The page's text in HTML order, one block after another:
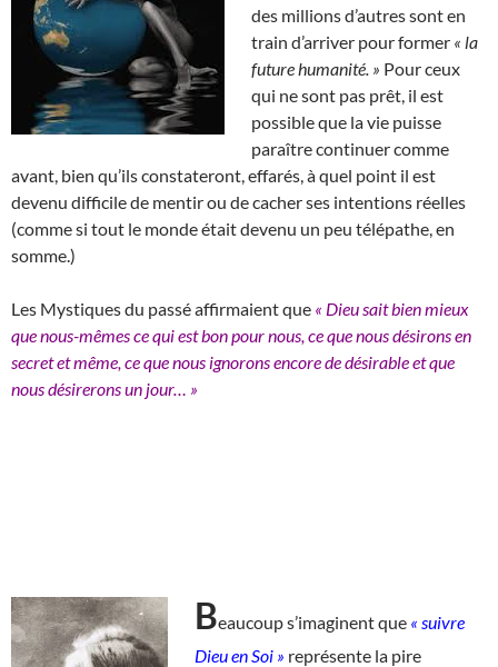
des millions d’autres sont en
train d’arriver pour former « la
future humanité. » Pour ceux
qui ne sont pas prêt, il est
possible que la vie puisse
paraître continuer comme
avant, bien qu’ils constateront, effarés, à quel point il est
devenu difficile de mentir ou de cacher ses intentions réelles
(comme si tout le monde était devenu un peu télépathe, en
somme.)
Les Mystiques du passé affirmaient que « Dieu sait bien mieux
que nous-mêmes ce qui est bon pour nous, ce que nous désirons en
secret et même, ce que nous ignorons encore de désirable et que
nous désirerons un jour… »
Beaucoup s’imaginent que « suivre
Dieu en Soi » représente la pire